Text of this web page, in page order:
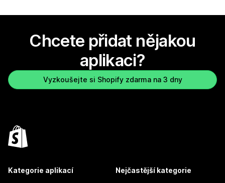
Chcete přidat nějakou
aplikaci?
Vyzkoušejte si Shopify zdarma na 3 dny
Kategorie aplikací Nejčastější kategorie